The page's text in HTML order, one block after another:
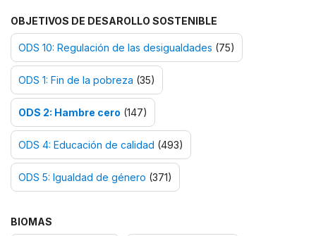
OBJETIVOS DE DESAROLLO SOSTENIBLE
ODS 10: Regulación de las desigualdades (75)
ODS 1: Fin de la pobreza (35)
ODS 2: Hambre cero (147)
ODS 4: Educación de calidad (493)
ODS 5: Igualdad de género (371)
BIOMAS